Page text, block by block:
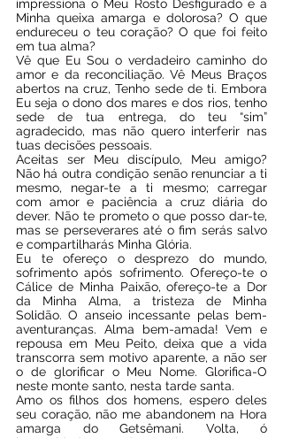
impressiona o Meu Rosto Desfigurado e a
Minha queixa amarga e dolorosa? O que
endureceu o teu coração? O que foi feito
em tua alma?
Vê que Eu Sou o verdadeiro caminho do
amor e da reconciliação. Vê Meus Braços
abertos na cruz, Tenho sede de ti. Embora
Eu seja o dono dos mares e dos rios, tenho
sede de tua entrega, do teu “sim”
agradecido, mas não quero interferir nas
tuas decisões pessoais.
Aceitas ser Meu discípulo, Meu amigo?
Não há outra condição senão renunciar a ti
mesmo, negar-te a ti mesmo; carregar
com amor e paciência a cruz diária do
dever. Não te prometo o que posso dar-te,
mas se perseverares até o fim serás salvo
e compartilharás Minha Glória.
Eu te ofereço o desprezo do mundo,
sofrimento após sofrimento. Ofereço-te o
Cálice de Minha Paixão, ofereço-te a Dor
da Minha Alma, a tristeza de Minha
Solidão. O anseio incessante pelas bem-
aventuranças. Alma bem-amada! Vem e
repousa em Meu Peito, deixa que a vida
transcorra sem motivo aparente, a não ser
o de glorificar o Meu Nome. Glorifica-O
neste monte santo, nesta tarde santa.
Amo os filhos dos homens, espero deles
seu coração, não me abandonem na Hora
amarga do Getsêmani. Volta, ó